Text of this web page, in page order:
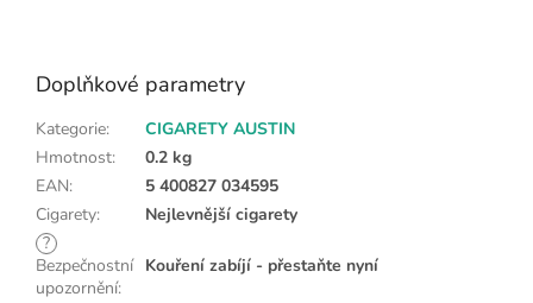
Doplňkové parametry
Kategorie:
CIGARETY AUSTIN
Hmotnost:
0.2 kg
EAN:
5 400827 034595
Cigarety:
Nejlevnější cigarety
?
Bezpečnostní
upozornění:
Kouření zabíjí - přestaňte nyní